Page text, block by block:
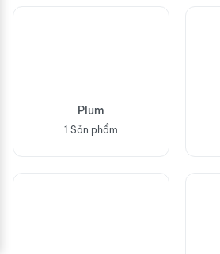
Plum
1 Sản phẩm